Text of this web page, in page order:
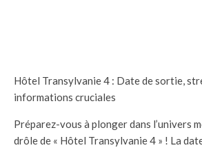
Hôtel Transylvanie 4 : Date de sortie,
informations cruciales
Préparez-vous à plonger dans l’univers
drôle de « Hôtel Transylvanie 4 » ! La